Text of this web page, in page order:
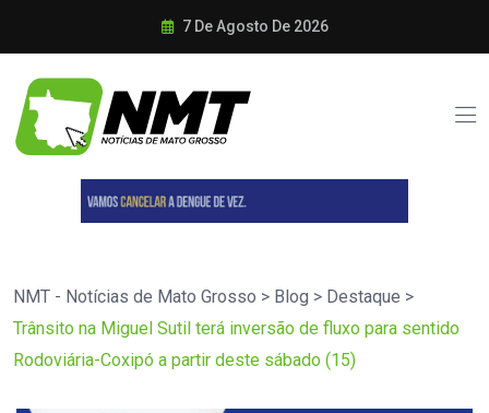
7 De Agosto De 2026
NMT - Notícias de Mato Grosso > Blog > Destaque >
Trânsito na Miguel Sutil terá inversão de fluxo para sentido
Rodoviária-Coxipó a partir deste sábado (15)